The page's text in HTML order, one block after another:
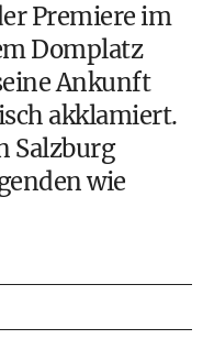
Premiere im
Domplatz
Ankunft
akklamiert.
Salzburg
wie